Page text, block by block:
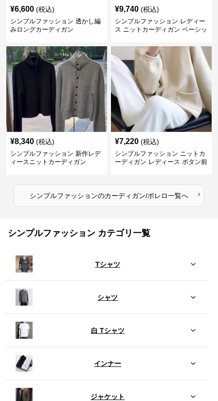
¥6,600 (税込)
シンプルファッション 透かし編
みロングカーディガン
¥9,740 (税込)
シンプルファッション レディー
ス ニットカーディガン ベーシッ
¥8,340 (税込)
シンプルファッション 新作レデ
ィースニットカーディガン
¥7,220 (税込)
シンプルファッション ニットカ
ーディガン レディース ボタン前
シンプルファッションのカーディガン/ボレロ一覧へ ›
シンプルファッション カテゴリ一覧
Tシャツ
シャツ
白 Tシャツ
インナー
ジャケット